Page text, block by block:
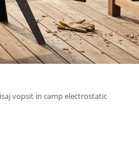
vopsit in camp electrostatic